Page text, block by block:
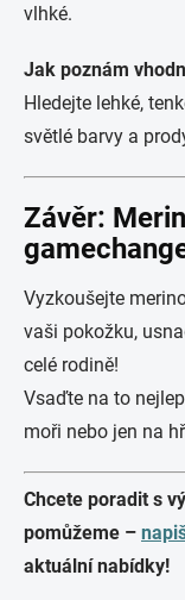
vlhké.
Jak poznám
Hledejte lehké,
světlé barvy a
Závěr:
Vyzkoušejte
vaši pokožku,
celé rodině!
Vsaďte na to
moři nebo jen na
Chcete poradit s
pomůžeme –
aktuální nabídky!